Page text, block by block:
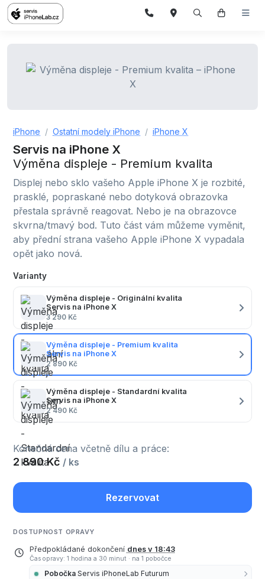
iPhone Ostatní modely iPhone iPhone X
Servis na iPhone X
Výměna displeje - Premium kvalita
Displej nebo sklo vašeho Apple iPhone X je rozbité,
prasklé, popraskané nebo dotyková obrazovka
přestala správně reagovat. Nebo je na obrazovce
skvrna/tmavý bod. Tuto část vám můžeme vyměnit,
aby přední strana vašeho Apple iPhone X vypadala
opět jako nová.
Varianty
Výměna displeje - Originální kvalita
Servis na iPhone X
3 290 Kč
Výměna displeje - Premium kvalita
Servis na iPhone X
2 890 Kč
Výměna displeje - Standardní kvalita
Servis na iPhone X
2 490 Kč
Konečná cena včetně dílu a práce:
2 890 Kč / ks
Rezervovat
DOSTUPNOST OPRAVY
Předpokládané dokončení dnes v 18:43
Čas opravy: 1 hodina a 30 minut · na 1 pobočce
Pobočka Servis iPhoneLab Futurum